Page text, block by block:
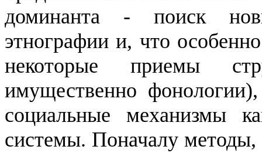
доминанта - поиск
этнографии и, что
некоторые приемы
имущественно
соци­альные механизмы
системы. Поначалу методы,